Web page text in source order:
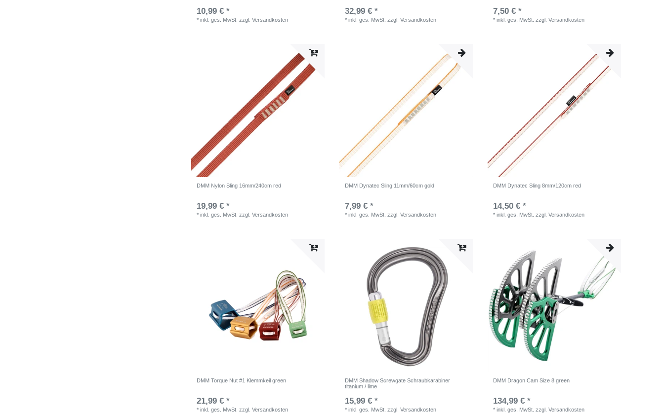
10,99 € *
*inkl. ges. MwSt. zzgl.Versandkosten
32,99 € *
*inkl. ges. MwSt. zzgl.Versandkosten
7,50 € *
*inkl. ges. MwSt. zzgl.Versandkosten
DMM Nylon Sling 16mm/240cm red
19,99 € *
*inkl. ges. MwSt. zzgl.Versandkosten
DMM Dynatec Sling 11mm/60cm gold
7,99 € *
*inkl. ges. MwSt. zzgl.Versandkosten
DMM Dynatec Sling 8mm/120cm red
14,50 € *
*inkl. ges. MwSt. zzgl.Versandkosten
DMM Torque Nut #1 Klemmkeil green
21,99 € *
*inkl. ges. MwSt. zzgl.Versandkosten
DMM Shadow Screwgate Schraubkarabiner
titanium / lime
15,99 € *
*inkl. ges. MwSt. zzgl.Versandkosten
DMM Dragon Cam Size 8 green
134,99 € *
*inkl. ges. MwSt. zzgl.Versandkosten